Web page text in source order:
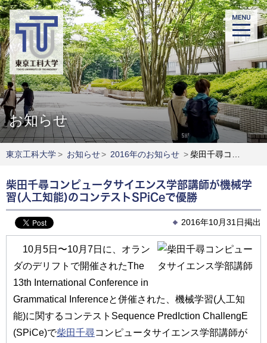
お知らせ
東京工科大学> お知らせ> 2016年のお知らせ >柴田千尋コンピュータサイエンス学部講師が機械学習(人工知能)のコンテストSPiCeで優勝
柴田千尋コンピュータサイエンス学部講師が機械学
習(人工知能)のコンテストSPiCeで優勝
2016年10月31日掲出
10月5日〜10月7日に、オラン
ダのデリフトで開催されたThe
13th International Conference in
Grammatical Inferenceと併催された、機械学習(人工知
能)に関するコンテストSequence PredIction ChallengE
(SPiCe)で柴田千尋コンピュータサイエンス学部講師が